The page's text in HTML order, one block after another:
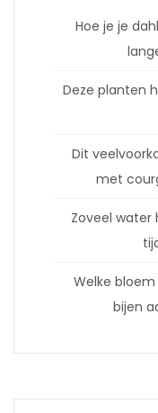
Hoe je je
Deze planten
Dit
met
Zoveel
Welke
bijen